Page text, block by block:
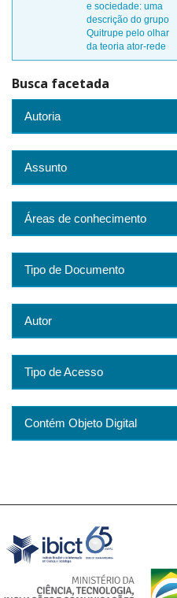
e sociedade: uma
descrição do grupo
Quitrupe pelo olhar
da teoria ator-rede
Busca facetada
Autoria
Assunto
Áreas de conhecimento
Tipo de Documento
Autor
Tipo de Acesso
Contém Objeto Digital